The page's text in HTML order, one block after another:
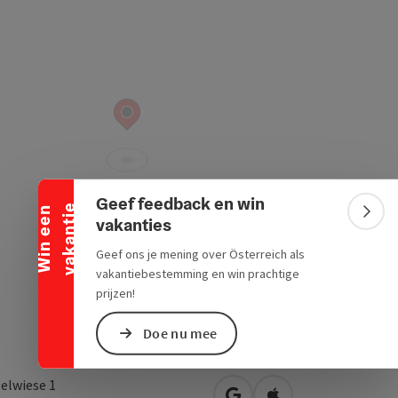
W
i
n
e
e
n
v
a
k
a
n
t
ie
Banner inklappen
Geef feedback en win
vakanties
Geef ons je mening over Österreich als
vakantiebestemming en win prachtige
prijzen!
Doe nu mee
1